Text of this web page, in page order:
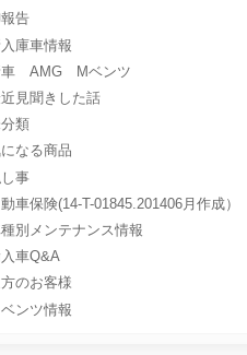
告
庫車情報
車 AMG Mベンツ
見聞きした話
類
なる商品
事
車保険(14-T-01845.201406月作成）
別メンテナンス情報
車Q&A
のお客様
ベンツ情報